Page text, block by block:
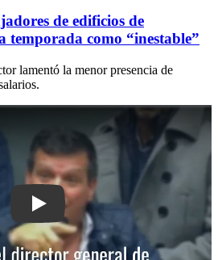
de edificios de
como “inestable”
lamentó la menor presencia de
Play: Edil Estela sobre el director